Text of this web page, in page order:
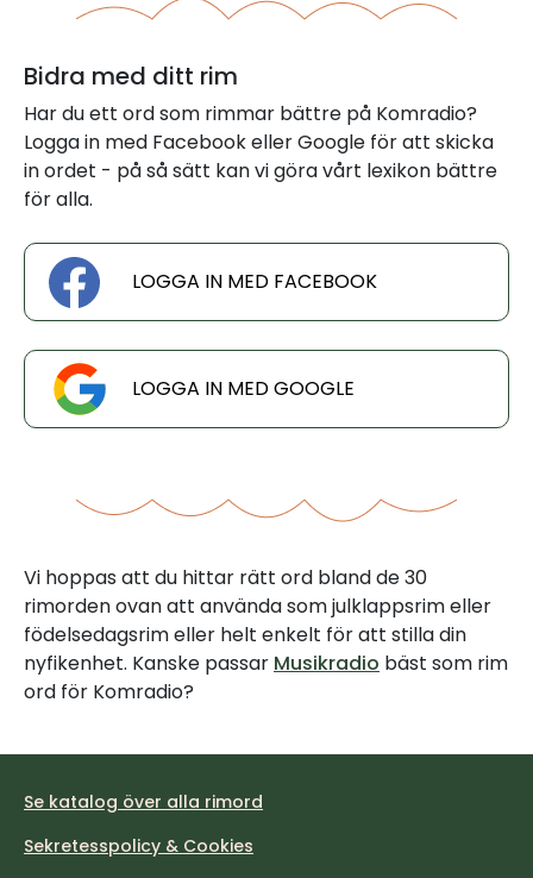
Bidra med ditt rim
Har du ett ord som rimmar bättre på Komradio?
Logga in med Facebook eller Google för att skicka
in ordet - på så sätt kan vi göra vårt lexikon bättre
för alla.
LOGGA IN MED FACEBOOK
LOGGA IN MED GOOGLE
Vi hoppas att du hittar rätt ord bland de 30
rimorden ovan att använda som julklappsrim eller
födelsedagsrim eller helt enkelt för att stilla din
nyfikenhet. Kanske passar Musikradio bäst som rim
ord för Komradio?
Se katalog över alla rimord
Sekretesspolicy & Cookies